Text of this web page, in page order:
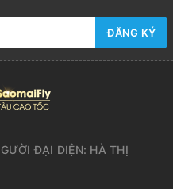
ĐĂNG KÝ
ĐẠI DIỆN: HÀ THỊ